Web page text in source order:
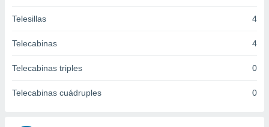
a lo que
su
en
Telesillas 4
Telecabinas 4
Telecabinas triples 0
Telecabinas cuádruples 0